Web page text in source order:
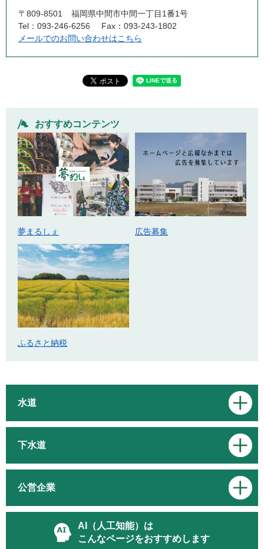
〒809-8501
福岡県中間市中間一丁目1番1号
Tel：093-246-6256
Fax：093-243-1802
メールでのお問い合わせはこちら
おすすめコンテンツ
夢まるしぇ 広告募集
ふるさと納税
水道
下水道
公営企業
AI（人工知能）は
こんなページをおすすめします